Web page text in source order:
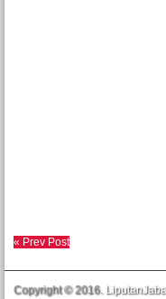
« Prev Post
Copyright © 2016.